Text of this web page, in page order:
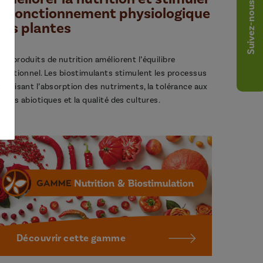
le fonctionnement physiologique
des plantes
Nos produits de nutrition améliorent l’équilibre
nutritionnel. Les biostimulants stimulent les processus
l’absorption des nutriments, la tolérance aux
stress abiotiques et la qualité des cultures.
Découvrir cette gamme
Suivez-nous